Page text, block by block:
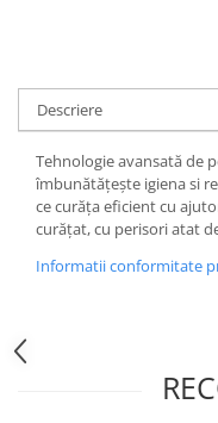
Descriere
Tehnologie avansată de
îmbunătățește igiena si
ce curăța eficient cu
curățat, cu perisori atat
Informatii conformitate